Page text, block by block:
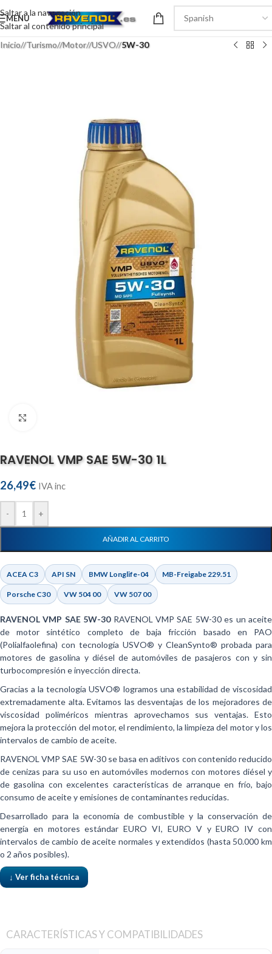
Saltar a la navegación
Saltar al contenido principal
MENÚ
Inicio/ Turismo/ Motor/ USVO/ 5W-30
RAVENOL VMP SAE 5W-30 1L
26,49€ IVA inc
- +
AÑADIR AL CARRITO
ACEA C3 API SN BMW Longlife-04 MB-Freigabe 229.51
Porsche C30 VW 504 00 VW 507 00
RAVENOL VMP SAE 5W-30RAVENOL VMP SAE 5W-30 es un aceite
de motor sintético completo de baja fricción basado en PAO
(Polialfaolefina) con tecnología USVO® y CleanSynto® probada para
motores de gasolina y diésel de automóviles de pasajeros con y sin
turbocompresión e inyección directa.
Gracias a la tecnología USVO® logramos una estabilidad de viscosidad
extremadamente alta. Evitamos las desventajas de los mejoradores de
viscosidad poliméricos mientras aprovechamos sus ventajas. Esto
mejora la protección del motor, el rendimiento, la limpieza del motor y los
intervalos de cambio de aceite.
RAVENOL VMP SAE 5W-30 se basa en aditivos con contenido reducido
de cenizas para su uso en automóviles modernos con motores diésel y
de gasolina con excelentes características de arranque en frío, bajo
consumo de aceite y emisiones de contaminantes reducidas.
Desarrollado para la economía de combustible y la conservación de
energía en motores estándar EURO VI, EURO V y EURO IV con
intervalos de cambio de aceite normales y extendidos (hasta 50.000 km
o 2 años posibles).
↓ Ver ficha técnica
CARACTERÍSTICAS Y COMPATIBILIDADES